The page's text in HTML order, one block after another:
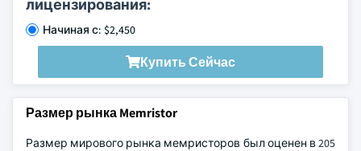
лицензирования:
Начиная с: $2,450
Купить Сейчас
Размер рынка Memristor
Размер мирового рынка мемристоров был оценен в 205